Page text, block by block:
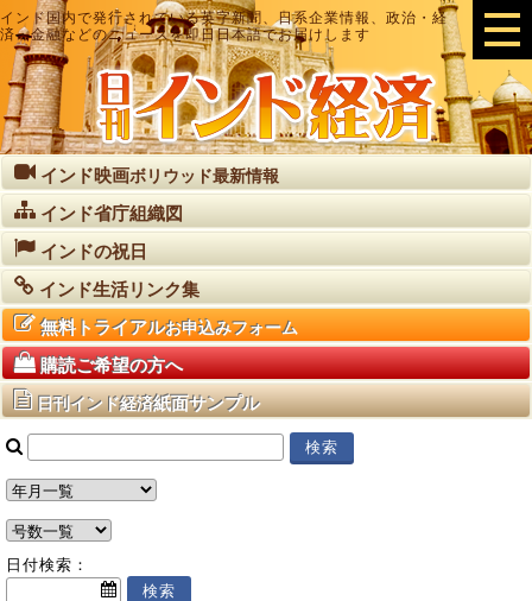
インド国内で発行されている英字新聞、日系企業情報、政治・経
済・金融などのニュースを即日日本語でお届けします
インド映画ボリウッド最新情報
インド省庁組織図
インドの祝日
インド生活リンク集
無料トライアルお申込みフォーム
購読ご希望の方へ
日刊インド経済紙面サンプル
日付検索：